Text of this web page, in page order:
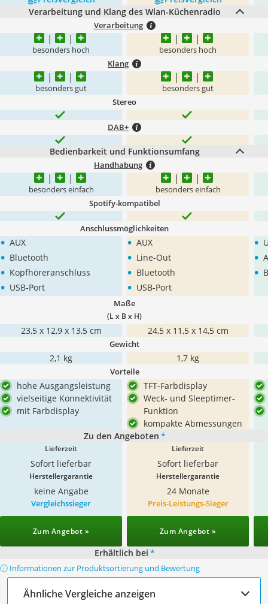
Verarbeitung und Klang des Wlan-Küchenradio
Verarbeitung
besonders hoch besonders hoch
Klang
besonders gut besonders gut
Stereo
DAB+
Bedienbarkeit und Funktionsumfang
Handhabung
besonders einfach besonders einfach
Spotify-kompatibel
Anschlussmöglichkeiten
• AUX
• Bluetooth
• Kopfhöreranschluss
• USB-Port
• AUX
• Line-Out
• Bluetooth
• USB-Port
•
•
•
Maße
(L x B x H)
23,5 x 12,9 x 13,5 cm 24,5 x 11,5 x 14,5 cm
Gewicht
2,1 kg 1,7 kg
Vorteile
hohe Ausgangsleistung
vielseitige Konnektivität
mit Farbdisplay
TFT-Farbdisplay
Weck- und Sleeptimer-
Funktion
kompakte Abmessungen
Zu den Angeboten *
Lieferzeit
Sofort lieferbar
Lieferzeit
Sofort lieferbar
Herstellergarantie
keine Angabe
Herstellergarantie
24 Monate
Vergleichssieger
Zum Angebot »
Preis-Leistungs-Sieger
Zum Angebot »
Erhältlich bei *
ⓘ Informationen zur Produktsortierung und Bewertung
Ähnliche Vergleiche anzeigen